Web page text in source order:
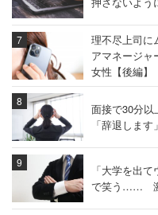
理不尽上司に
アマネージャ
女性【後編】
面接で30分以
「辞退しま
「大学を出
で笑う…… 激